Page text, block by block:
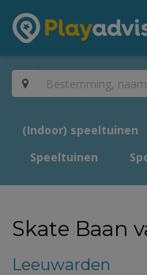
(Indoor) speeltuinen
Speeltuinen
Skate Baan
Leeuwarden